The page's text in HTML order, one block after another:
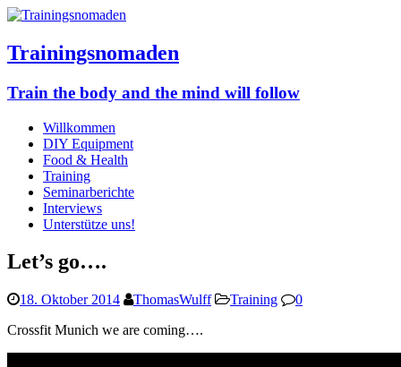
Trainingsnomaden
Train the body and the mind will follow
Willkommen
DIY Equipment
Food & Health
Training
Seminarberichte
Interviews
Unterstütze uns!
Let’s go….
18. Oktober 2014 ThomasWulff Training
0
Crossfit Munich we are coming….